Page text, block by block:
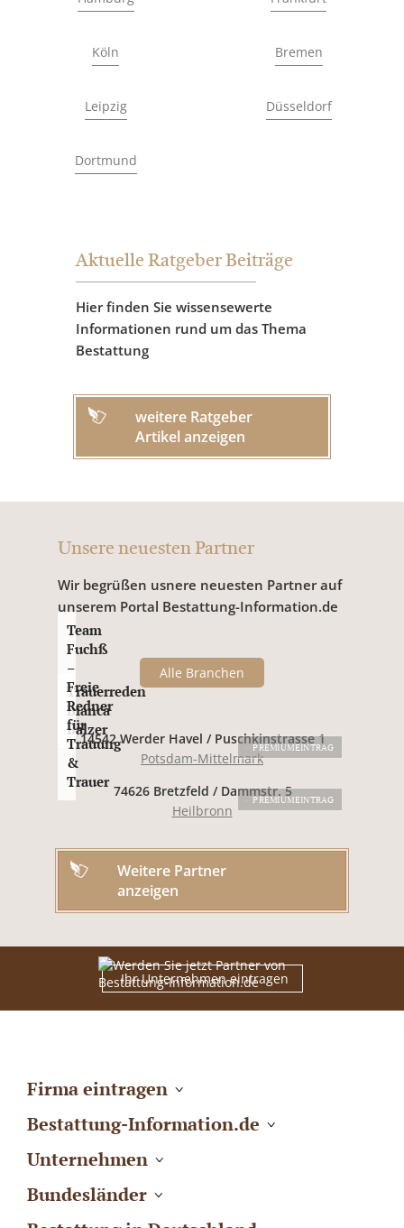
Köln Bremen
Leipzig Düsseldorf
Dortmund
Aktuelle Ratgeber Beiträge
Hier finden Sie wissensewerte
Informationen rund um das Thema
Bestattung
weitere Ratgeber
Artikel anzeigen
Unsere neuesten Partner
Wir begrüßen usnere neuesten Partner auf
unserem Portal Bestattung-Information.de
Alle Branchen
PREMIUMEINTRAG
Trauerreden
Bianca
Balzer
14542 Werder Havel / Puschkinstrasse 1
Potsdam-Mittelmark
PREMIUMEINTRAG
Team
Fuchß
–
Freie
Redner
für
Trauung
&
Trauer
74626 Bretzfeld / Dammstr. 5
Heilbronn
Weitere Partner
anzeigen
Ihr Unternehmen eintragen
Firma eintragen
Bestattung-Information.de
Unternehmen
Bundesländer